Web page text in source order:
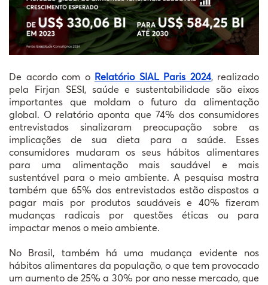
De acordo com o Relatório SIAL Paris 2024, realizado
pela Firjan SESI, saúde e sustentabilidade são eixos
importantes que moldam o futuro da alimentação
global. O relatório aponta que 74% dos consumidores
entrevistados sinalizaram preocupação sobre as
implicações de sua dieta para a saúde. Esses
consumidores mudaram os seus hábitos alimentares
para uma alimentação mais saudável e mais
sustentável para o meio ambiente. A pesquisa mostra
também que 65% dos entrevistados estão dispostos a
pagar mais por produtos saudáveis e 40% fizeram
mudanças radicais por questões éticas ou para
impactar menos o meio ambiente.
No Brasil, também há uma mudança evidente nos
hábitos alimentares da população, o que tem provocado
um aumento de 25% a 30% por ano nesse mercado, que